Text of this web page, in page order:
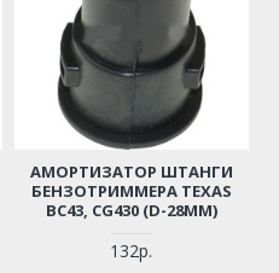
АМОРТИЗАТОР ШТАНГИ
БЕНЗОТРИММЕРА TEXAS
BC43, CG430 (D-28ММ)
132р.